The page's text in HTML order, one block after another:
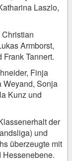
Laszlo,
Armborst,
Tannert.
Finja
Weyand, Sonja
Kunz und
der
und
überzeugte mit